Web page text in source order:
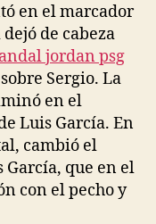
en el marcador
de cabeza
jordan psg
Sergio. La
en el
Luis García. En
cambió el
García, que en el
con el pecho y